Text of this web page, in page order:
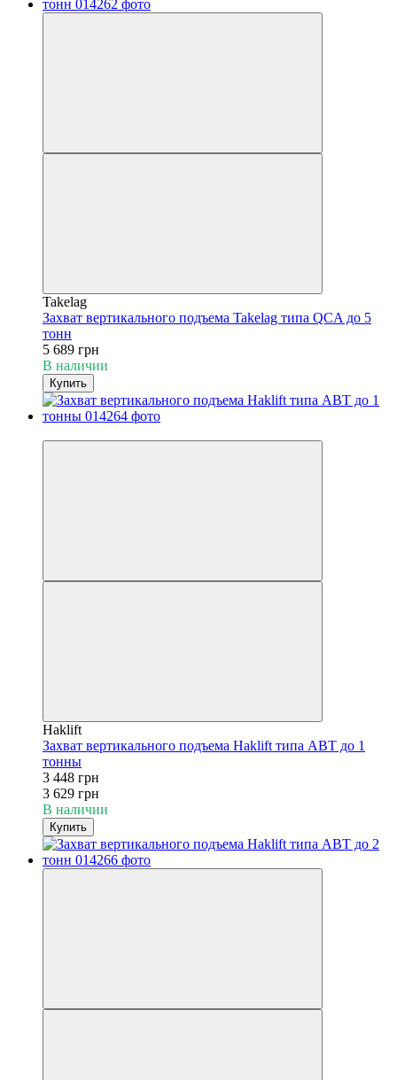
Takelag
Захват вертикального подъема Takelag типа QCA до 5
тонн
5 689 грн
В наличии
Купить
Haklift
Захват вертикального подъема Haklift типа АВТ до 1
тонны
3 448 грн
3 629 грн
В наличии
Купить